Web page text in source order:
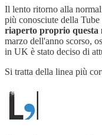
Il lento ritorno alla
più conosciute della
riaperto proprio questa
marzo dell'anno scorso,
in UK è stato deciso di
Si tratta della linea più